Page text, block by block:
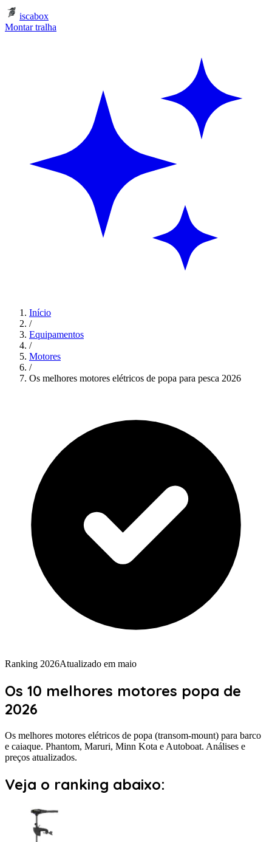
iscabox
Montar tralha
Início
/
Equipamentos
/
Motores
/
Os melhores motores elétricos de popa para pesca 2026
Ranking 2026Atualizado em maio
Os 10 melhores motores popa de
2026
Os melhores motores elétricos de popa (transom-mount) para barco
e caiaque. Phantom, Maruri, Minn Kota e Autoboat. Análises e
preços atualizados.
Veja o ranking abaixo: